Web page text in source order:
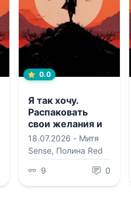
0.0
Я так хочу.
Распаковать
свои желания и
открыть тот
секс, о котором
хочется кричать
18.07.2026 - Митя
Sense, Полина Red
9
0